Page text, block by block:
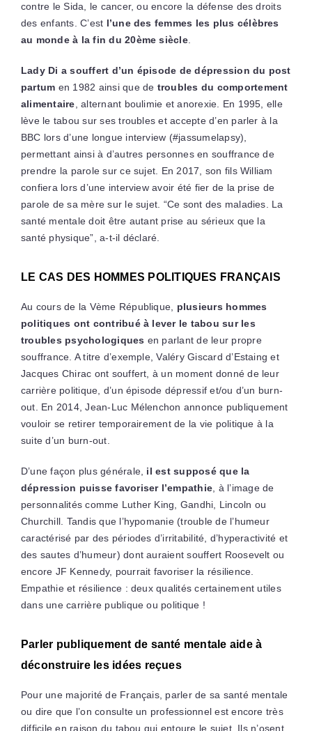
contre le Sida, le cancer, ou encore la défense des droits
des enfants. C’est l’une des femmes les plus célèbres
au monde à la fin du 20ème siècle.
Lady Di a souffert d’un épisode de dépression du post
partum en 1982 ainsi que de troubles du comportement
alimentaire , alternant boulimie et anorexie. En 1995, elle
lève le tabou sur ses troubles et accepte d’en parler à la
BBC lors d’une longue interview (#jassumelapsy),
permettant ainsi à d’autres personnes en souffrance de
prendre la parole sur ce sujet. En 2017, son fils William
confiera lors d’une interview avoir été fier de la prise de
parole de sa mère sur le sujet. “Ce sont des maladies. La
santé mentale doit être autant prise au sérieux que la
santé physique”, a-t-il déclaré.
LE CAS DES HOMMES POLITIQUES FRANÇAIS
Au cours de la Vème République, plusieurs hommes
politiques ont contribué à lever le tabou sur les
troubles psychologiques en parlant de leur propre
souffrance. A titre d’exemple, Valéry Giscard d’Estaing et
Jacques Chirac ont souffert, à un moment donné de leur
carrière politique, d’un épisode dépressif et/ou d’un burn-
out. En 2014, Jean-Luc Mélenchon annonce publiquement
vouloir se retirer temporairement de la vie politique à la
suite d’un burn-out.
D’une façon plus générale, il est supposé que la
dépression puisse favoriser l’empathie , à l’image de
personnalités comme Luther King, Gandhi, Lincoln ou
Churchill. Tandis que l’hypomanie (trouble de l’humeur
caractérisé par des périodes d’irritabilité, d’hyperactivité et
des sautes d’humeur) dont auraient souffert Roosevelt ou
encore JF Kennedy, pourrait favoriser la résilience.
Empathie et résilience : deux qualités certainement utiles
dans une carrière publique ou politique !
Parler publiquement de santé mentale aide à
déconstruire les idées reçues
Pour une majorité de Français, parler de sa santé mentale
ou dire que l’on consulte un professionnel est encore très
difficile en raison du tabou qui entoure le sujet. Ils n’osent